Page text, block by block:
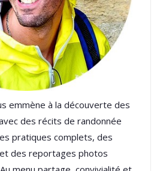
emmène à la découverte des
des récits de randonnée
pratiques complets, des
des reportages photos